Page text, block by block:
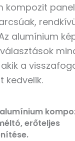
kompozit
alumínium
a
kedvelik.
erőteljes